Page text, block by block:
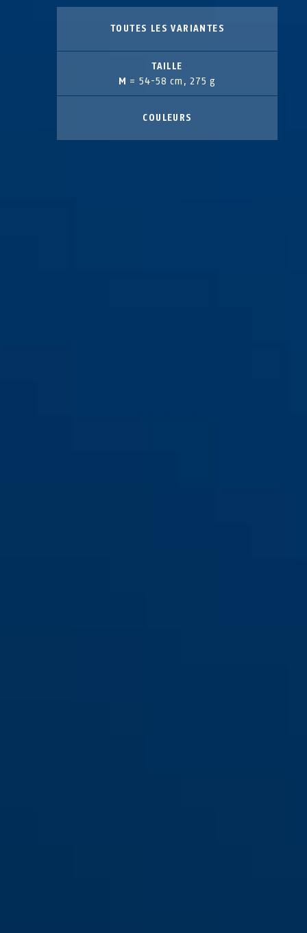
TOUTES LES VARIANTES
TAILLE
M = 54-58 cm, 275 g
COULEURS